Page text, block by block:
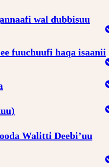
wal dubbisuu
fuuchuufi haqa isaanii
Walitti Deebi’uu